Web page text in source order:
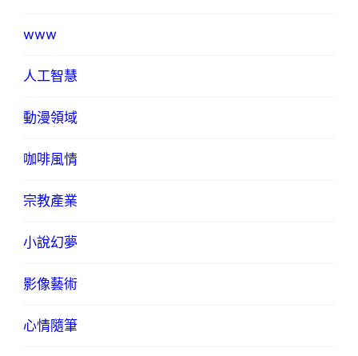
www
人工智慧
動漫領域
咖啡風情
宗教產業
小說幻夢
影像藝術
心情隨筆